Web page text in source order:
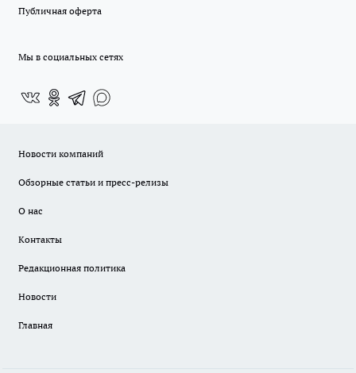
Публичная оферта
Мы в социальных сетях
Новости компаний
Обзорные статьи и пресс-релизы
О нас
Контакты
Редакционная политика
Новости
Главная